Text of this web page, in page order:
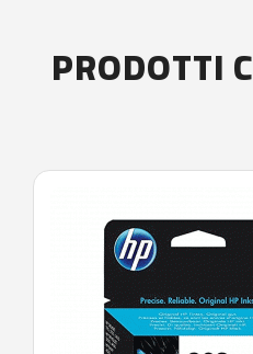
PRODOTTI